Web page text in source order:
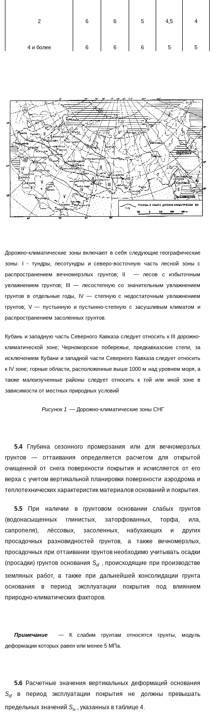
2
4и более
6
6
6
6
5
6
4,5
5
4
5
Дорожно-климатические зоны включают в себя следующие географические
зоны: I - тундры, лесотундры и северо-восточную часть лесной зоны с
распространением вечномерзлых грунтов; II —лесов с избыточным
увлажнением грунтов;
III — лесостепную со значительным увлажнением
грунтов вотдельные годы, IV —степную с недостаточным увлажнением
грунтов; V — пустынную и пустынно-степную с засушливым климатом и
распространением засоленных грунтов.
Кубань и западную часть Северного Кавказа следует относить кIII дорожно-
климатической зоне; Черноморское побережье, предкавказские степи, за
исключением Кубани и западной части Северного Кавказа следует относить
к IVзоне; горные области, расположенные выше 1000 м над уровнем моря, а
также малоизученные районы следует относить к той или иной зоне в
зависимости от местных природных условий
Рисунок1 —Дорожно-климатические зоны СНГ
5.4
Глубина сезонного промерзания или для вечномерзлых
грунтов —оттаивания определяется расчетом для открытой
очищенной от снега поверхности покрытия и исчисляется от его
верха с учетом вертикальной планировки поверхности аэродрома и
теплотехнических характеристик материалов оснований и покрытия.
5.5
При наличии в грунтовом основании слабых грунтов
(водонасыщенных глинистых, заторфованных, торфа, ила,
сапропеля), лёссовых, засоленных, набухающих и других
просадочных разновидностей грунтов, а также вечномерзлых,
просадочных при оттаивании грунтов необходимо учитывать осадки
(просадки) грунтов основанияSd , происходящие при производстве
земляных работ, а также при дальнейшей консолидации грунта
основания в период эксплуатации покрытия под влиянием
природно-климатических факторов.
Примечание —
К слабим грунтам относятся грунты, модуль
деформации которых равен или менее 5 МПа.
5.6Расчетные значения вертикальных деформаций основания
Sd
в период эксплуатации покрытия не должны превышать
предельных значений Su указанных в таблице 4.